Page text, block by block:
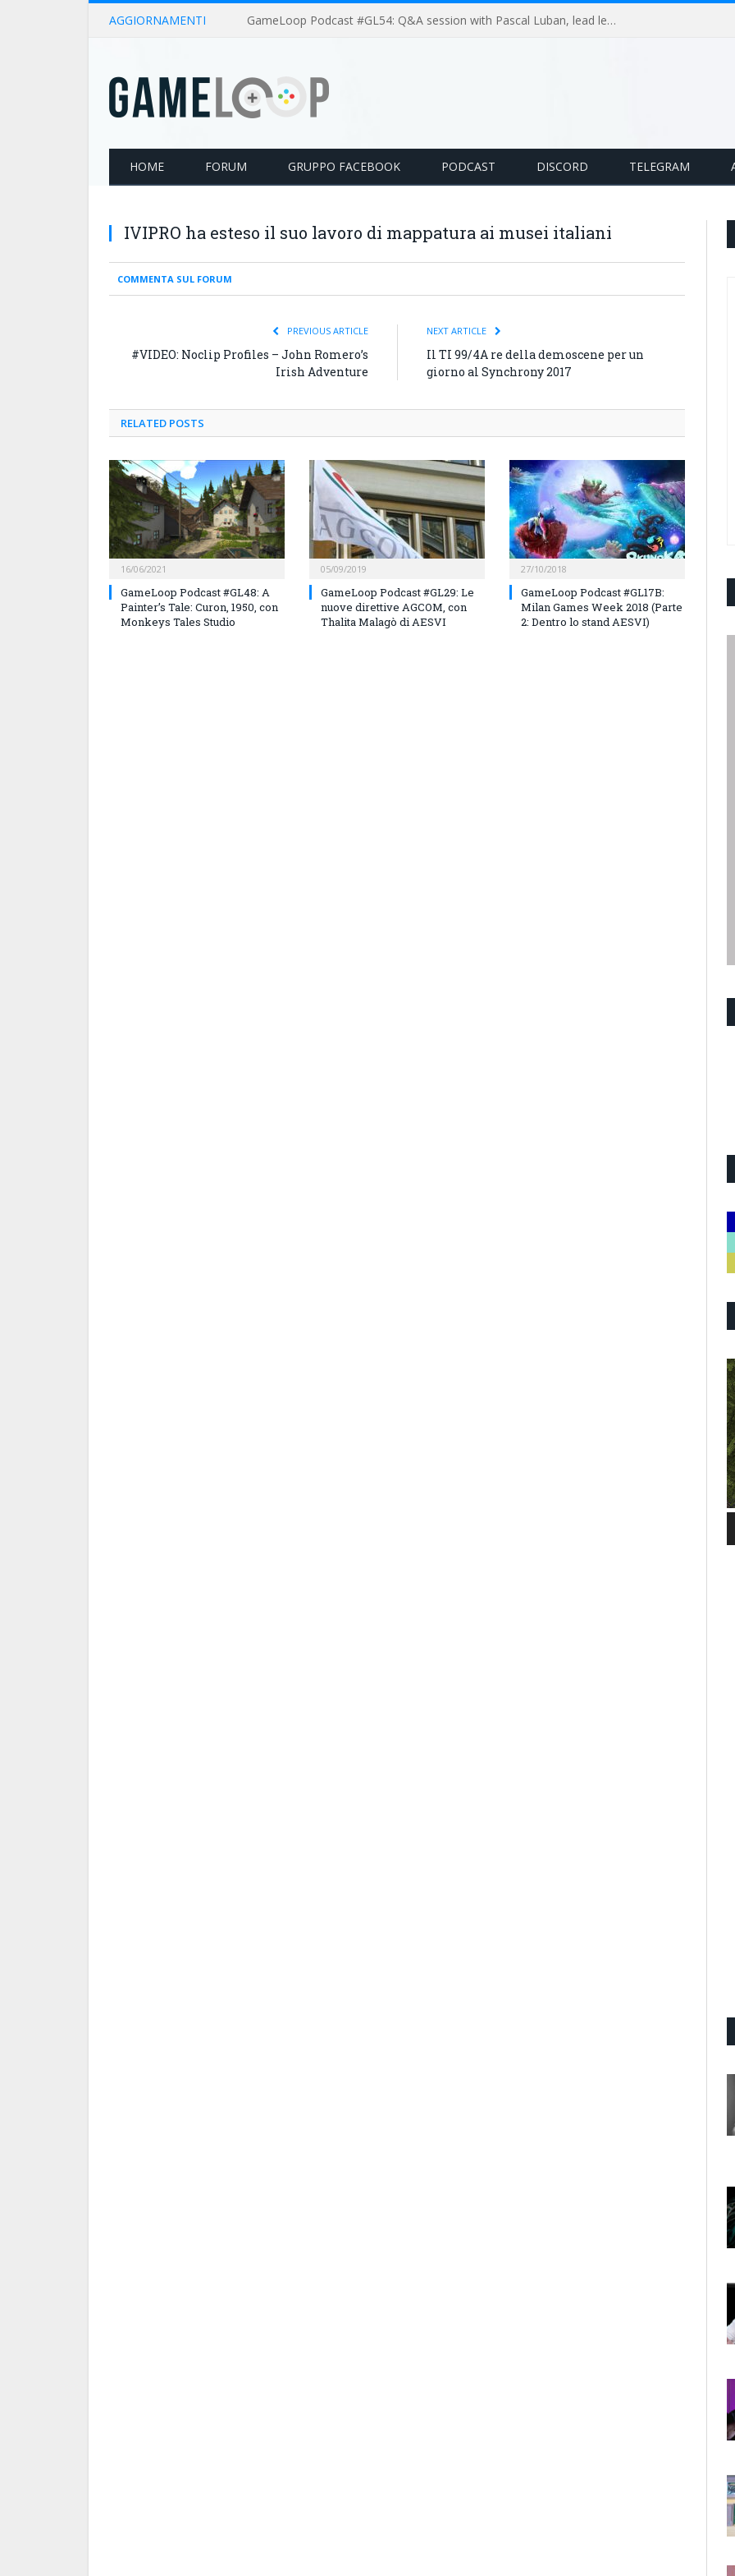
AGGIORNAMENTI GameLoop Podcast #GL54: Q&A session with Pascal Luban, lead level designer on Splinter Cell multiplayer games
HOME FORUM GRUPPO FACEBOOK PODCAST DISCORD TELEGRAM
IVIPRO ha esteso il suo lavoro di mappatura ai musei italiani
COMMENTA SUL FORUM
PREVIOUS ARTICLE
#VIDEO: Noclip Profiles – John Romero’s
Irish Adventure
NEXT ARTICLE
Il TI 99/4A re della demoscene per un
giorno al Synchrony 2017
RELATED POSTS
16/06/2021
GameLoop Podcast #GL48: A
Painter’s Tale: Curon, 1950, con
Monkeys Tales Studio
05/09/2019
GameLoop Podcast #GL29: Le
nuove direttive AGCOM, con
Thalita Malagò di AESVI
27/10/2018
GameLoop Podcast #GL17B:
Milan Games Week 2018 (Parte
2: Dentro lo stand AESVI)